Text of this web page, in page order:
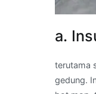
a.
terutama
gedung.